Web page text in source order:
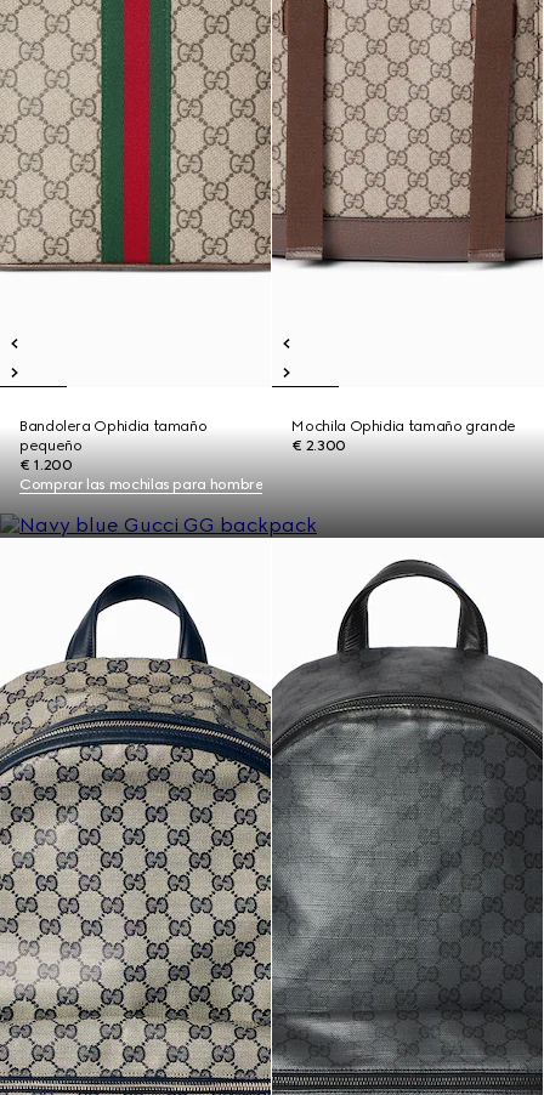
Bandolera Ophidia tamaño
pequeño
€ 1.200
Mochila Ophidia tamaño grande
€ 2.300
Comprar las mochilas para hombre